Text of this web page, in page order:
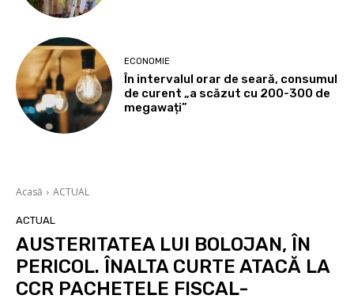
ECONOMIE
În intervalul orar de seară, consumul
de curent „a scăzut cu 200-300 de
megawați”